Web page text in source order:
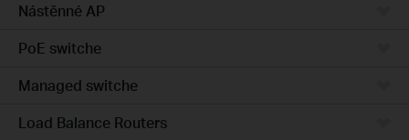
Nástěnné AP
PoE switche
Managed switche
Load Balance Routers